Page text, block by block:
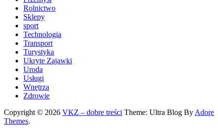
Rolnictwo
Sklepy
sport
Technologia
Transport
Turystyka
Ukryte Zajawki
Uroda
Usługi
Wnętrza
Zdrowie
Copyright © 2026 VKZ – dobre treści Theme: Ultra Blog By Adore
Themes.